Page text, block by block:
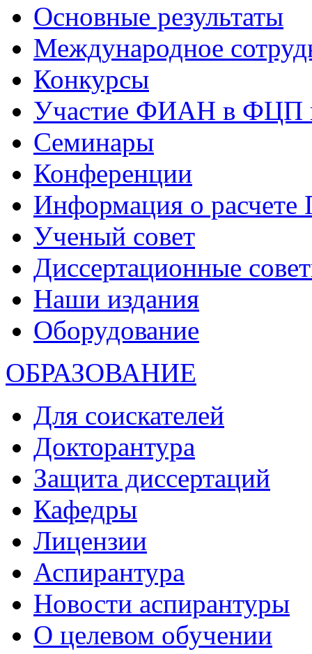
Основные результаты
Международное
Конкурсы
Участие ФИАН в ФЦП
Семинары
Конференции
Информация о
Ученый совет
Диссертационные
Наши издания
Оборудование
ОБРАЗОВАНИЕ
Для соискателей
Докторантура
Защита диссертаций
Кафедры
Лицензии
Аспирантура
Новости аспирантуры
О целевом обучении